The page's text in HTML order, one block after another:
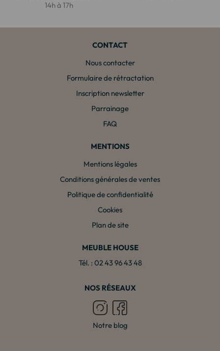
14h à 17h
CONTACT
Nous contacter
Formulaire de rétractation
Inscription newsletter
Parrainage
FAQ
MENTIONS
Mentions légales
Conditions générales de ventes
Politique de confidentialité
Cookies
Plan de site
MEUBLE HOUSE
Tél. : 02 43 96 43 48
NOS RÉSEAUX
Notre blog